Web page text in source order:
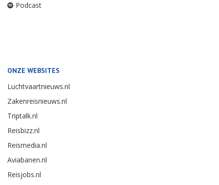
Podcast
ONZE WEBSITES
Luchtvaartnieuws.nl
Zakenreisnieuws.nl
Triptalk.nl
Reisbizz.nl
Reismedia.nl
Aviabanen.nl
Reisjobs.nl